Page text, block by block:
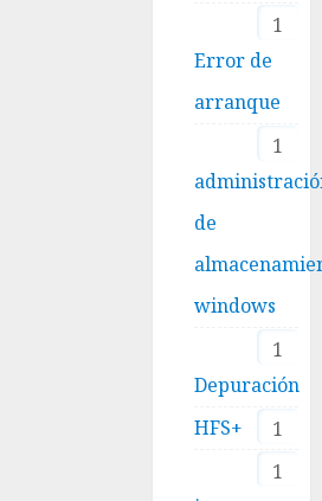
1
Error de
arranque
1
de
windows
1
Depuración
1
HFS+
1